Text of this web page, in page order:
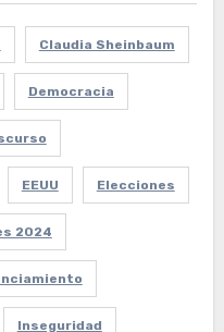
Claudia Sheinbaum
Democracia
EEUU Elecciones
2024
Inseguridad